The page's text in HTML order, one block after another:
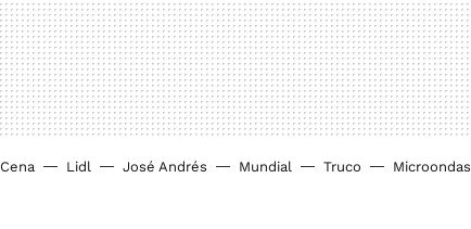
Cena Lidl José Andrés Mundial Truco Microondas